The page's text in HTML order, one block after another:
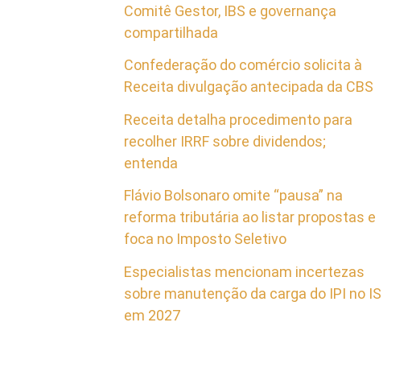
Comitê Gestor, IBS e governança
compartilhada
Confederação do comércio solicita à
Receita divulgação antecipada da CBS
Receita detalha procedimento para
recolher IRRF sobre dividendos;
entenda
Flávio Bolsonaro omite “pausa” na
reforma tributária ao listar propostas e
foca no Imposto Seletivo
Especialistas mencionam incertezas
sobre manutenção da carga do IPI no IS
em 2027